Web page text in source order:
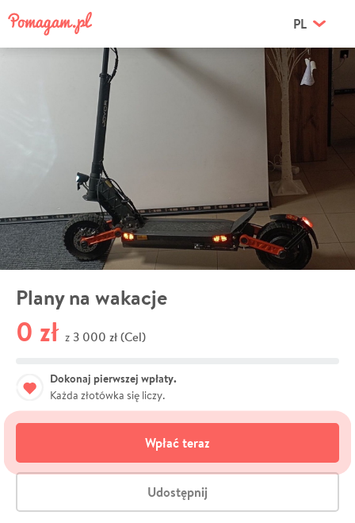
PL
Plany na wakacje
0 zł z 3 000 zł (Cel)
Dokonaj pierwszej wpłaty.
Każda złotówka się liczy.
Wpłać teraz
Udostępnij